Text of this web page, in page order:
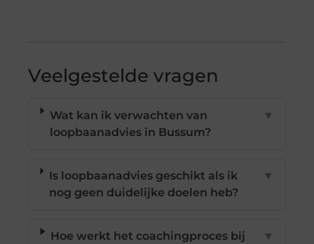
Veelgestelde vragen
Wat kan ik verwachten van
loopbaanadvies in Bussum?
▼
Is loopbaanadvies geschikt als ik
nog geen duidelijke doelen heb?
▼
Hoe werkt het coachingproces bij
▼